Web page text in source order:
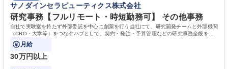
業務全般 募集職種 【東京／文京区】公益財団法人の総務人事業務／年間
休日125日
サノダインセラピューティクス株式会社
研究事務【フルリモート・時短勤務可】 その他事務
自社で実験室を持たず外部委託を中心に創薬を行う当社にて、研究開発チームと外部機関
（CRO・大学等）をつなぐハブとして、契約・発注・予算管理などの研究事務全般をお
任せします。
月給
30万円以上